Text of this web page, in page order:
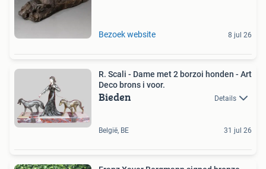
Bezoek website 8 jul 26
R. Scali - Dame met 2 borzoi honden - Art
Deco brons i voor.
Bieden Details
België, BE 31 jul 26